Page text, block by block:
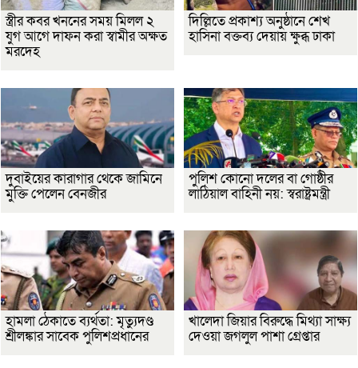
স্ত্রীর কবর খননের সময় মিলল ২
যুগ আগে দাফন করা স্বামীর অক্ষত
মরদেহ
দিল্লিতে প্রকাশ্য অনুষ্ঠানে শেখ
হাসিনা বক্তব্য দেয়ায় ক্ষুব্ধ ঢাকা
দুবাইয়ের কারাগার থেকে জামিনে
মুক্তি পেলেন বেনজীর
পুলিশ কোনো দলের বা গোষ্ঠীর
লাঠিয়াল বাহিনী নয়: স্বরাষ্ট্রমন্ত্রী
হামলা ঠেকাতে ব্যর্থতা: মৃত্যুদণ্ড
শ্রীলঙ্কার সাবেক পুলিশপ্রধানের
খালেদা জিয়ার বিরুদ্ধে মিথ্যা সাক্ষ্য
দেওয়া জগলুল পাশা গ্রেপ্তার